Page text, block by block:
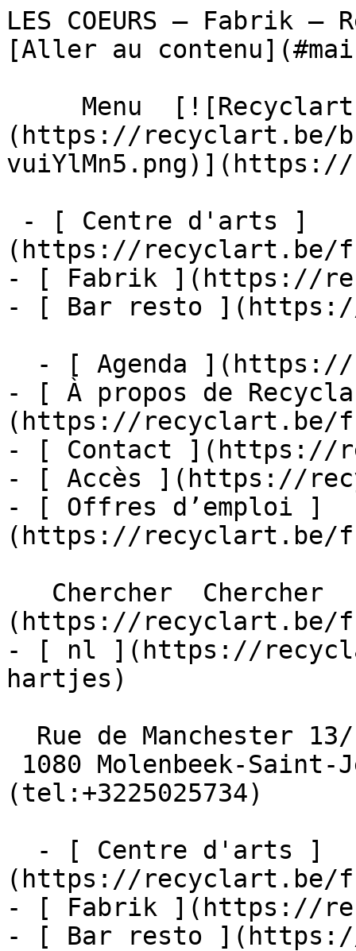
LES COEURS – Fabrik –
[Aller au
(https://recyclart.be/
(https://recyclart.be/
- [ Fabrik ](https://
- [ Bar resto
- [ À propos de
(https://recyclart.be/
- [ Contact ](https://
- [ Accès ](https://
- [ Offres d’emploi ]
(https://recyclart.be/
(https://recyclart.be/
- [ nl ](https://
hartjes)
(tel:+3225025734)
(https://recyclart.be/
- [ Fabrik ](https://
- [ Bar resto